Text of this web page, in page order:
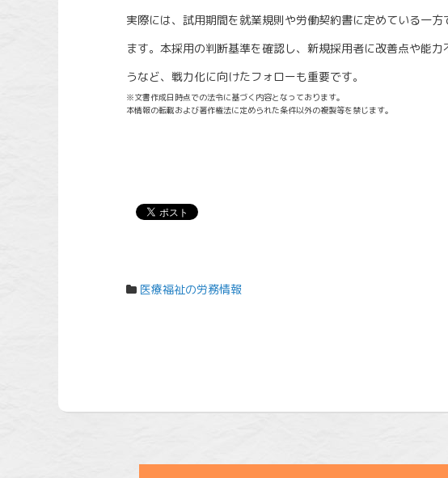
実際には、試用期間を就業規則や労働契約書に定めている一
ます。本採用の判断基準を確認し、新規採用者に改善点や能
うなど、戦力化に向けたフォローも重要です。
※文書作成日時点での法令に基づく内容となっております。
本情報の転載および著作権法に定められた条件以外の複製等を禁じます。
医療福祉の労務情報